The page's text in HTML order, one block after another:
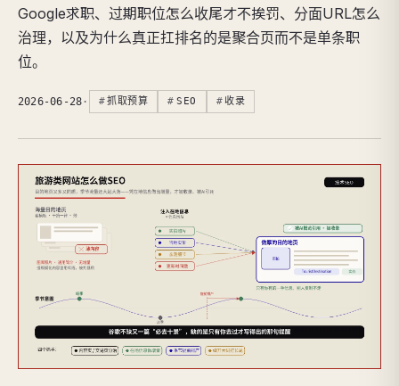
Google求职、过期职位怎么收尾才不挨罚、分面URL怎么
治理，以及为什么真正扛排名的是聚合页而不是单条职
位。
2026-06-28 · 抓取预算 SEO 收录